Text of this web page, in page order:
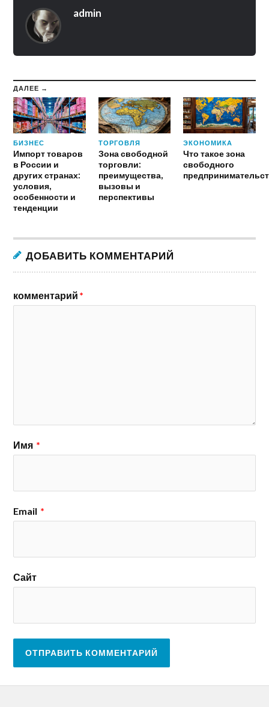
admin
ДАЛЕЕ →
БИЗНЕС
Импорт товаров
в России и
других странах:
условия,
особенности и
тенденции
ТОРГОВЛЯ
Зона свободной
торговли:
преимущества,
вызовы и
перспективы
ЭКОНОМИКА
Что такое зона
свободного
ДОБАВИТЬ КОММЕНТАРИЙ
комментарий *
Имя *
Email *
Сайт